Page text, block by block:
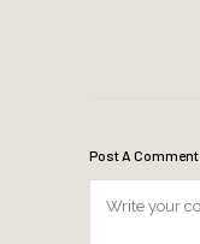
Post A Comment